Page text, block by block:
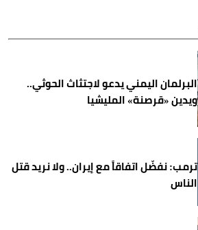
البرلمان اليمني يدعو لاجتثاث الحوثي..
ويدين «قرصنة» المليشيا
ترمب: نفضّل اتفاقاً مع إيران.. ولا نريد قتل
الناس